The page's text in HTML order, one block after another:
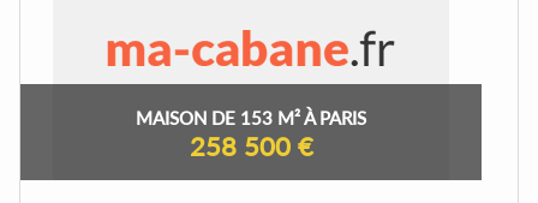
MAISON DE 153 M² À PARIS
258 500 €